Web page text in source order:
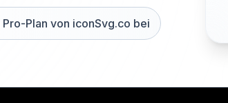
Plan von iconSvg.co bei